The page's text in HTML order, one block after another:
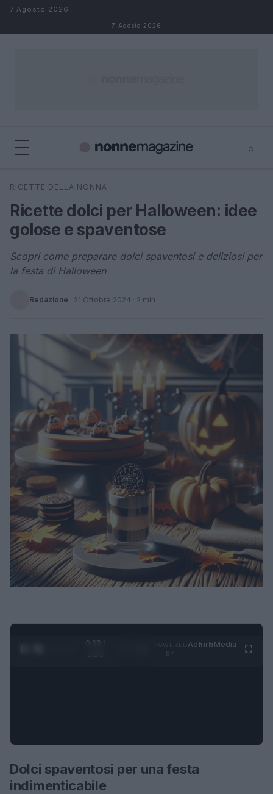
Salta al contenuto
7 Agosto 2026
7 Agosto 2026
⌕
Cerca
RICETTE DELLA NONNA
Ricette dolci per Halloween: idee
golose e spaventose
Scopri come preparare dolci spaventosi e deliziosi per
la festa di Halloween
Redazione · 21 Ottobre 2024 · 2 min
0:28 /
AdhubMedia
Dolci spaventosi per una festa
indimenticabile